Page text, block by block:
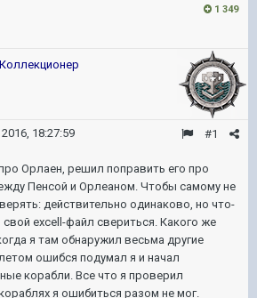
1 349
Коллекционер
#1
18:27:59
Орлаен, решил поправить его про
Пенсой и Орлеаном. Чтобы самому не
действительно одинаково, но что-
excell-файл свериться. Какого же
я там обнаружил весьма другие
ошибся подумал я и начал
корабли. Все что я проверил
я ошибиться разом не мог.